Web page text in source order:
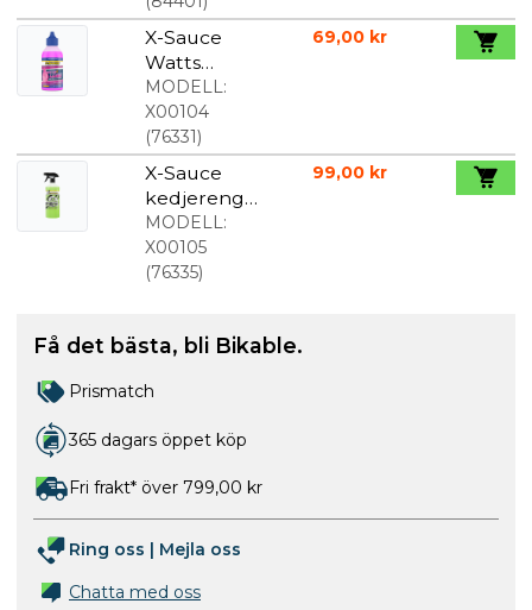
X-Sauce
Watts
Kedjeolja
125 ml
MODELL:
X00104
(76331)
69,00 kr
X-Sauce
kedjerengö
ring
avfettning
900 ml
MODELL:
X00105
(76335)
99,00 kr
Få det bästa, bli Bikable.
Prismatch
365 dagars öppet köp
Fri frakt* över 799,00 kr
Ring oss | Mejla oss
Chatta med oss